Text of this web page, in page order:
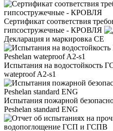
Сертификат соответствия
гипсостружечные - КРОВЛЯ
Декларация и маркировка CE
Испытания на водостойкость
wateproof A2-s1
Испытания пожарной
Peshelan standard ENG